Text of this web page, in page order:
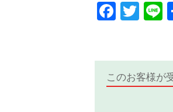
このお客様が